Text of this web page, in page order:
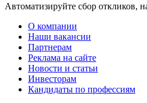
Автоматизируйте сбор откликов,
О компании
Наши вакансии
Партнерам
Реклама на сайте
Новости и статьи
Инвесторам
Кандидаты по профессиям